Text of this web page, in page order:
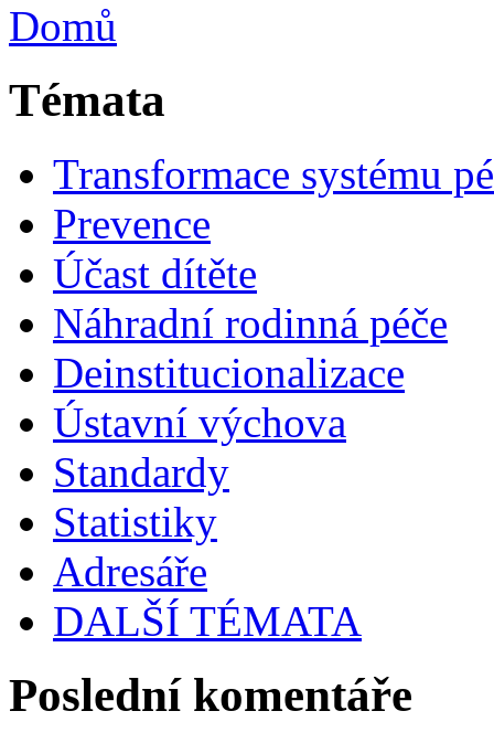
Domů
Témata
Transformace systému
Prevence
Účast dítěte
Náhradní rodinná péče
Deinstitucionalizace
Ústavní výchova
Standardy
Statistiky
Adresáře
DALŠÍ TÉMATA
Poslední komentáře